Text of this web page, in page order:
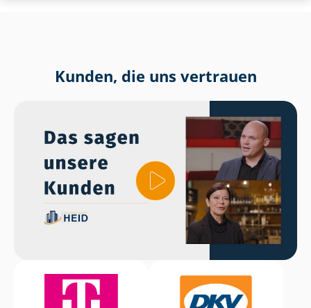
Kunden, die uns vertrauen